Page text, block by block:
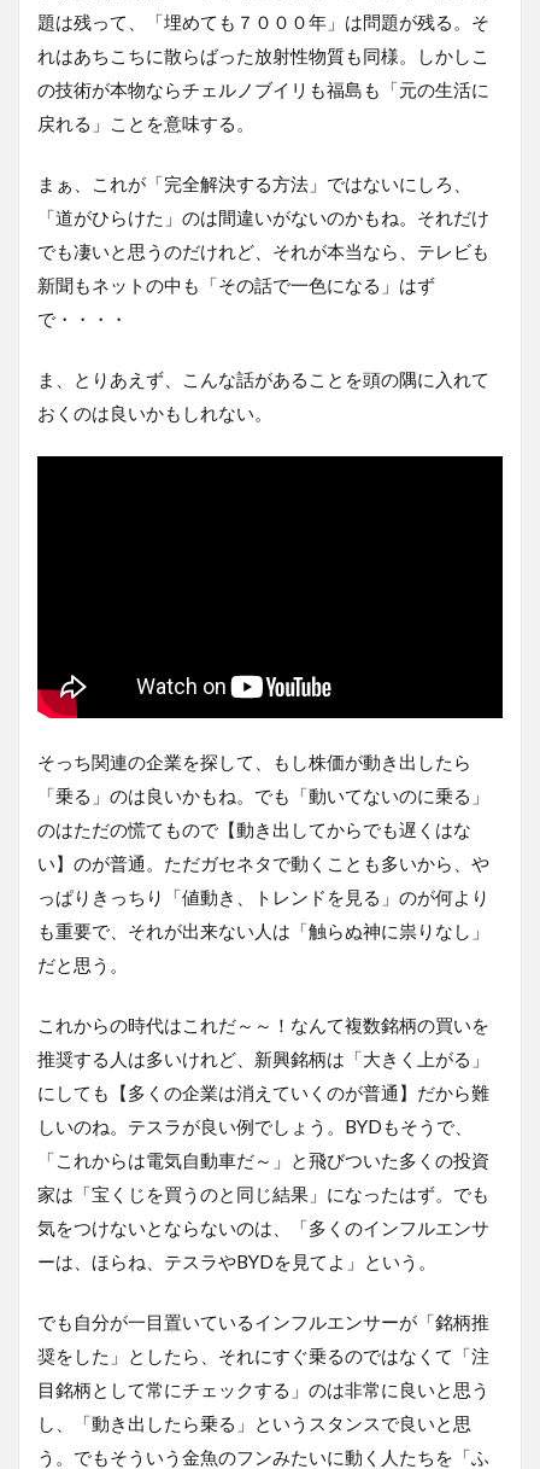
題は残って、「埋めても７０００年」は問題が残る。そ
れはあちこちに散らばった放射性物質も同様。しかしこ
の技術が本物ならチェルノブイリも福島も「元の生活に
戻れる」ことを意味する。
まぁ、これが「完全解決する方法」ではないにしろ、
「道がひらけた」のは間違いがないのかもね。それだけ
でも凄いと思うのだけれど、それが本当なら、テレビも
新聞もネットの中も「その話で一色になる」はず
で・・・・
ま、とりあえず、こんな話があることを頭の隅に入れて
おくのは良いかもしれない。
そっち関連の企業を探して、もし株価が動き出したら
「乗る」のは良いかもね。でも「動いてないのに乗る」
のはただの慌てもので【動き出してからでも遅くはな
い】のが普通。ただガセネタで動くことも多いから、や
っぱりきっちり「値動き、トレンドを見る」のが何より
も重要で、それが出来ない人は「触らぬ神に祟りなし」
だと思う。
これからの時代はこれだ～～！なんて複数銘柄の買いを
推奨する人は多いけれど、新興銘柄は「大きく上がる」
にしても【多くの企業は消えていくのが普通】だから難
しいのね。テスラが良い例でしょう。BYDもそうで、
「これからは電気自動車だ～」と飛びついた多くの投資
家は「宝くじを買うのと同じ結果」になったはず。でも
気をつけないとならないのは、「多くのインフルエンサ
ーは、ほらね、テスラやBYDを見てよ」という。
でも自分が一目置いているインフルエンサーが「銘柄推
奨をした」としたら、それにすぐ乗るのではなくて「注
目銘柄として常にチェックする」のは非常に良いと思う
し、「動き出したら乗る」というスタンスで良いと思
う。でもそういう金魚のフンみたいに動く人たちを「ふ